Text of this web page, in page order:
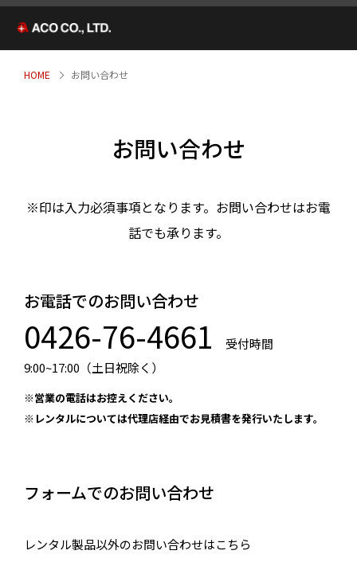
HOME お問い合わせ
お問い合わせ
※印は入力必須事項となります。お問い合わせはお電
話でも承ります。
お電話でのお問い合わせ
0426-76-4661
受付時間
9:00~17:00（土日祝除く）
※営業の電話はお控えください。
※レンタルについては代理店経由でお見積書を発行いたします。
フォームでのお問い合わせ
レンタル製品以外のお問い合わせはこちら